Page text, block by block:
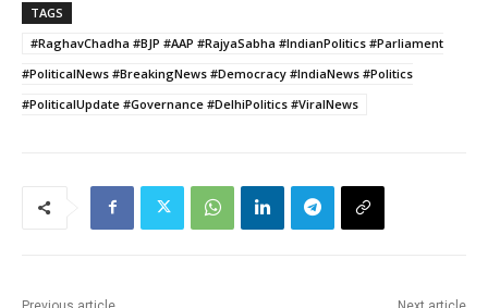
TAGS
#RaghavChadha #BJP #AAP #RajyaSabha #IndianPolitics #Parliament
#PoliticalNews #BreakingNews #Democracy #IndiaNews #Politics
#PoliticalUpdate #Governance #DelhiPolitics #ViralNews